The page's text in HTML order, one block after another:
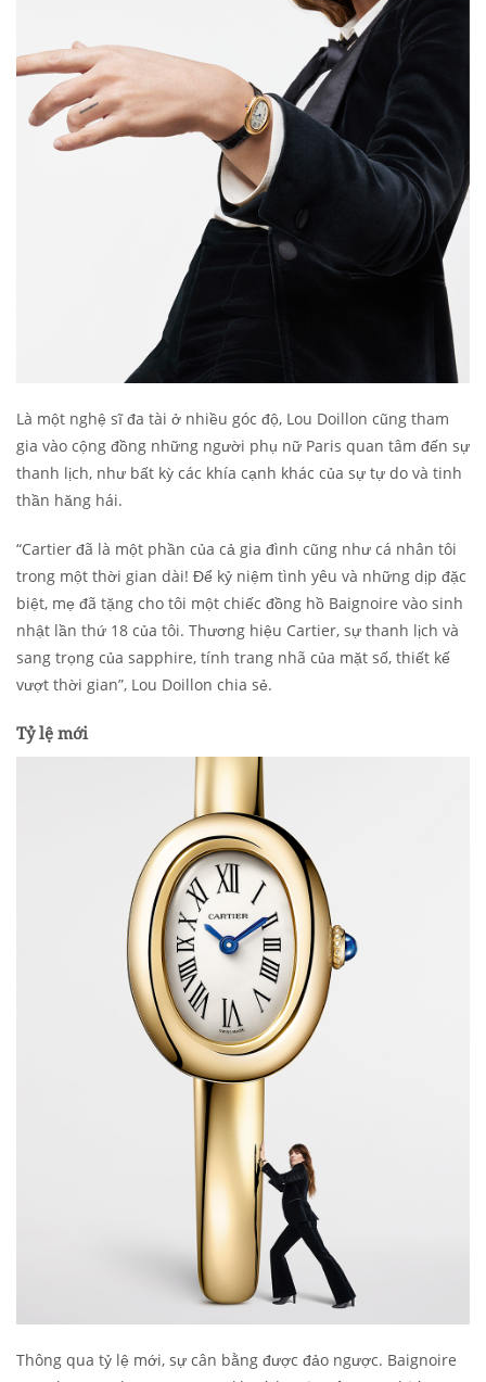
Là một nghệ sĩ đa tài ở nhiều góc độ, Lou Doillon cũng tham
gia vào cộng đồng những người phụ nữ Paris quan tâm đến sự
thanh lịch, như bất kỳ các khía cạnh khác của sự tự do và tinh
thần hăng hái.
“Cartier đã là một phần của cả gia đình cũng như cá nhân tôi
trong một thời gian dài! Để kỷ niệm tình yêu và những dịp đặc
biệt, mẹ đã tặng cho tôi một chiếc đồng hồ Baignoire vào sinh
nhật lần thứ 18 của tôi. Thương hiệu Cartier, sự thanh lịch và
sang trọng của sapphire, tính trang nhã của mặt số, thiết kế
vượt thời gian”, Lou Doillon chia sẻ.
Tỷ lệ mới
Thông qua tỷ lệ mới, sự cân bằng được đảo ngược. Baignoire